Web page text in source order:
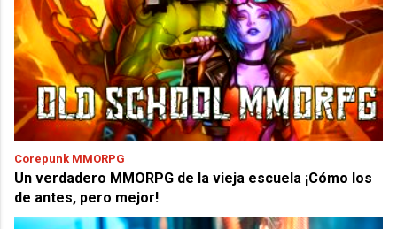
Corepunk MMORPG
Un verdadero MMORPG de la vieja escuela ¡Cómo los
de antes, pero mejor!